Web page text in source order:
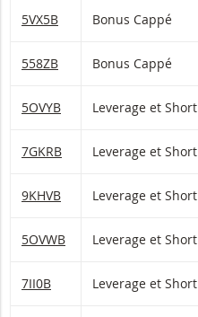
5VX5B Bonus Cappé
558ZB Bonus Cappé
5OVYB Leverage et Short
7GKRB Leverage et Short
9KHVB Leverage et Short
5OVWB Leverage et Short
7II0B Leverage et Short